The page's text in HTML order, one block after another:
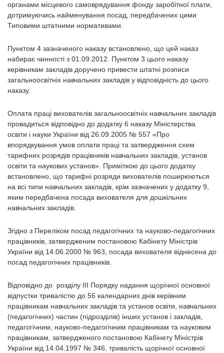
органами місцевого самоврядування фонду заробітної плати,
дотримуючись найменування посад, передбачених цими
Типовими штатними нормативами.
Пунктом 4 зазначеного наказу встановлено, що цей наказ
набирає чинності з 01.09.2012. Пунктом 3 цього наказу
керівникам закладів доручено привести штатні розписи
загальноосвітніх навчальних закладів у відповідність до цього
наказу.
Оплата праці вихователів загальноосвітніх навчальних закладів
провадиться відповідно до додатку 6 наказу Міністерства
освіти і науки України від 26.09.2005 № 557 «Про
впорядкування умов оплати праці та затвердження схем
тарифних розрядів працівників навчальних закладів, установ
освіти та наукових установ». Приміткою до цього додатку
встановлено, що тарифні розряди вихователів поширюються
на всі типи навчальних закладів, крім зазначених у додатку 9,
яким передбачена посада вихователя для дошкільних
навчальних закладів.
Згідно з Переліком посад педагогічних та науково-педагогічних
працівників, затвердженим постановою Кабінету Міністрів
України від 14.06.2000 № 963, посада вихователя віднесена до
посад педагогічних працівників.
Відповідно до розділу ІІІ Порядку надання щорічної основної
відпустки тривалістю до 56 календарних днів керівним
працівникам навчальних закладів та установ освіти, навчальних
(педагогічних) частин (підрозділів) інших установ і закладів,
педагогічним, науково-педагогічним працівникам та науковим
працівникам, затвердженого постановою Кабінету Міністрів
України від 14.04.1997 № 346, тривалість щорічної основної